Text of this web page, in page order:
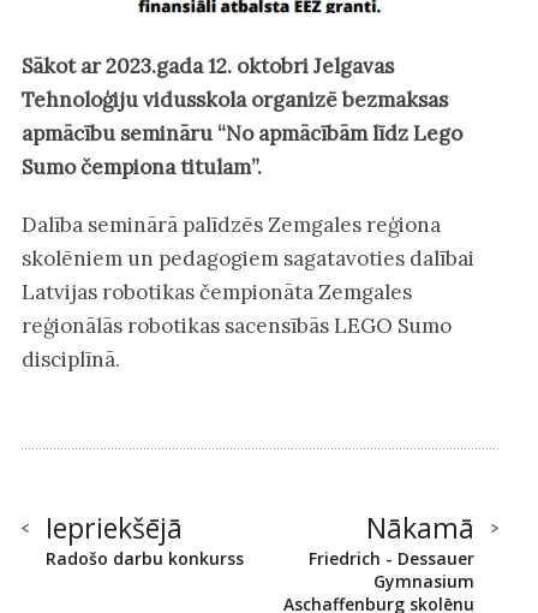
Sākot ar 2023.gada 12. oktobri Jelgavas
Tehnoloģiju vidusskola organizē bezmaksas
apmācību semināru “No apmācībām līdz Lego
Sumo čempiona titulam”.
Dalība seminārā palīdzēs Zemgales reģiona
skolēniem un pedagogiem sagatavoties dalībai
Latvijas robotikas čempionāta Zemgales
reģionālās robotikas sacensībās LEGO Sumo
disciplīnā.
Iepriekšējā
Radošo darbu konkurss
Nākamā
Friedrich - Dessauer
Gymnasium
Aschaffenburg skolēnu